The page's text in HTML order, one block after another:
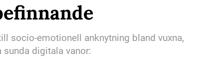
socio-emotionell anknytning bland vuxna,
digitala vanor: